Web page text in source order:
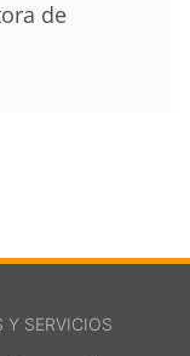
de
Y SERVICIOS